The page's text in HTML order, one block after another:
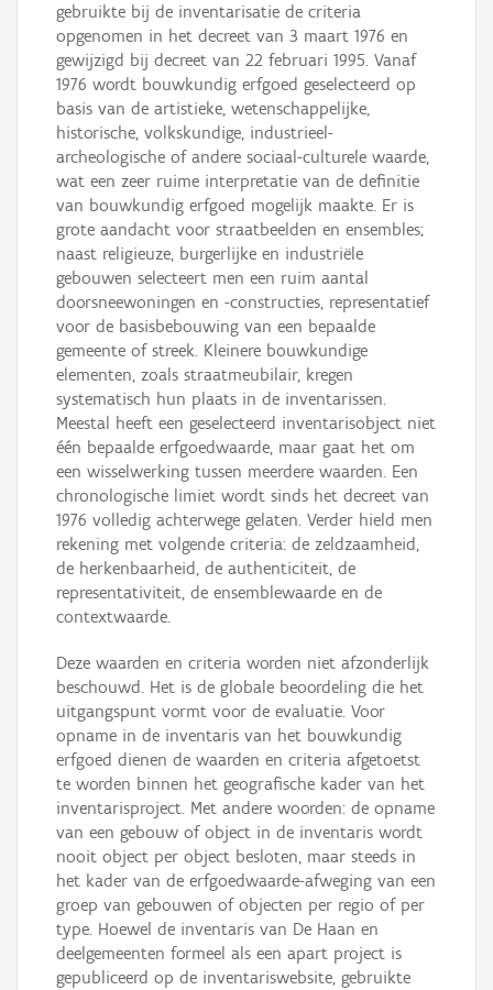
gebruikte bij de inventarisatie de criteria
opgenomen in het decreet van 3 maart 1976 en
gewijzigd bij decreet van 22 februari 1995. Vanaf
1976 wordt bouwkundig erfgoed geselecteerd op
basis van de artistieke, wetenschappelijke,
historische, volkskundige, industrieel-
archeologische of andere sociaal-culturele waarde,
wat een zeer ruime interpretatie van de definitie
van bouwkundig erfgoed mogelijk maakte. Er is
grote aandacht voor straatbeelden en ensembles;
naast religieuze, burgerlijke en industriële
gebouwen selecteert men een ruim aantal
doorsneewoningen en -constructies, representatief
voor de basisbebouwing van een bepaalde
gemeente of streek. Kleinere bouwkundige
elementen, zoals straatmeubilair, kregen
systematisch hun plaats in de inventarissen.
Meestal heeft een geselecteerd inventarisobject niet
één bepaalde erfgoedwaarde, maar gaat het om
een wisselwerking tussen meerdere waarden. Een
chronologische limiet wordt sinds het decreet van
1976 volledig achterwege gelaten. Verder hield men
rekening met volgende criteria: de zeldzaamheid,
de herkenbaarheid, de authenticiteit, de
representativiteit, de ensemblewaarde en de
contextwaarde.
Deze waarden en criteria worden niet afzonderlijk
beschouwd. Het is de globale beoordeling die het
uitgangspunt vormt voor de evaluatie. Voor
opname in de inventaris van het bouwkundig
erfgoed dienen de waarden en criteria afgetoetst
te worden binnen het geografische kader van het
inventarisproject. Met andere woorden: de opname
van een gebouw of object in de inventaris wordt
nooit object per object besloten, maar steeds in
het kader van de erfgoedwaarde-afweging van een
groep van gebouwen of objecten per regio of per
type. Hoewel de inventaris van De Haan en
deelgemeenten formeel als een apart project is
gepubliceerd op de inventariswebsite, gebruikte